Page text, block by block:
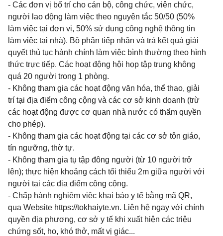
- Các đơn vị bố trí cho cán bộ, công chức, viên chức,
người lao động làm việc theo nguyên tắc 50/50 (50%
làm việc tại đơn vị, 50% sử dụng công nghệ thông tin
làm việc tại nhà). Bộ phận tiếp nhận và trả kết quả giải
quyết thủ tục hành chính làm việc bình thường theo hình
thức trực tiếp. Các hoạt động hội họp tập trung không
quá 20 người trong 1 phòng.
- Không tham gia các hoạt động văn hóa, thể thao, giải
trí tại địa điểm công cộng và các cơ sở kinh doanh (trừ
các hoạt động được cơ quan nhà nước có thẩm quyền
cho phép).
- Không tham gia các hoạt động tại các cơ sở tôn giáo,
tín ngưỡng, thờ tự.
- Không tham gia tụ tập đông người (từ 10 người trở
lên); thực hiện khoảng cách tối thiểu 2m giữa người với
người tại các địa điểm công cộng.
- Chấp hành nghiêm việc khai báo y tế bằng mã QR,
qua Website https://tokhaiyte.vn. Liên hệ ngay với chính
quyền địa phương, cơ sở y tế khi xuất hiện các triệu
chứng sốt, ho, khó thở, mất vị giác...